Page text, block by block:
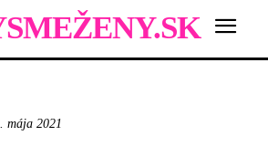
mája 2021